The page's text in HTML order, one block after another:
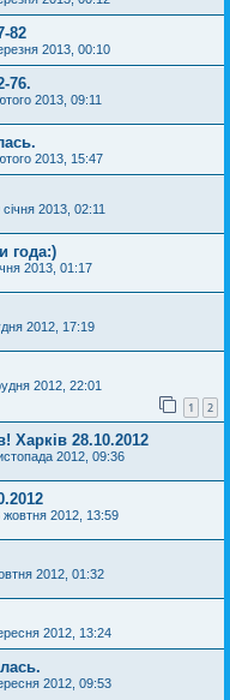
82
2013, 00:10
76.
2013, 09:11
2013, 15:47
січня 2013, 02:11
года:)
2013, 01:17
2012, 17:19
2012, 22:01
1 2
Харків 28.10.2012
2012, 09:36
жовтня 2012, 13:59
2012, 01:32
2012, 13:24
2012, 09:53